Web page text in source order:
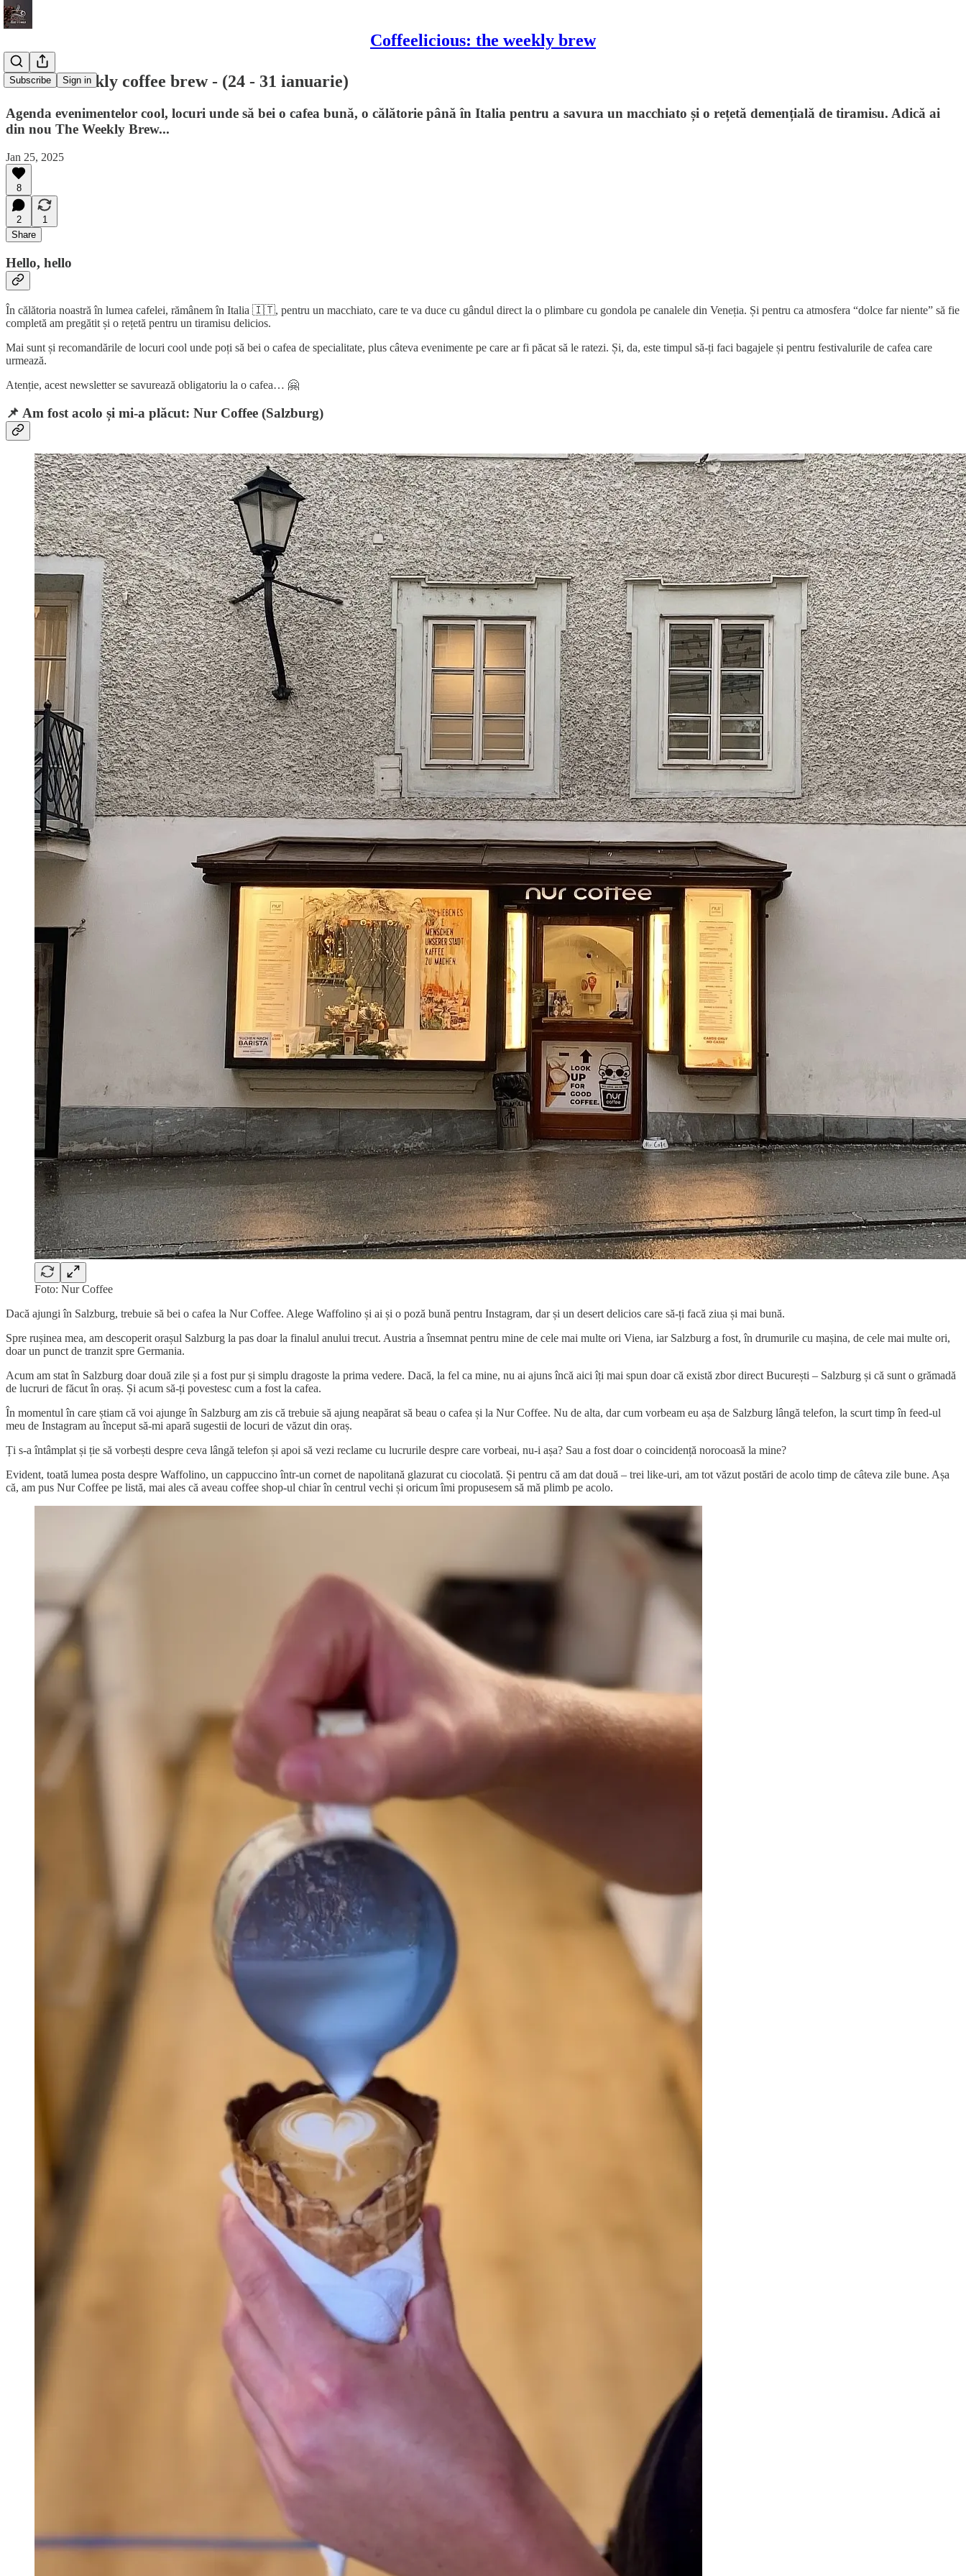
Coffeelicious: the weekly brew
Subscribe Sign in
#3 Your weekly coffee brew - (24 - 31 ianuarie)
Agenda evenimentelor cool, locuri unde să bei o cafea bună, o călătorie până în Italia pentru a savura un macchiato și o rețetă demențială de tiramisu. Adică ai
din nou The Weekly Brew...
Jan 25, 2025
8
2
1
Share
Hello, hello
În călătoria noastră în lumea cafelei, rămânem în Italia 🇮🇹, pentru un macchiato, care te va duce cu gândul direct la o plimbare cu gondola pe canalele din Veneția. Și pentru ca atmosfera “dolce far niente” să fie
completă am pregătit și o rețetă pentru un tiramisu delicios.
Mai sunt și recomandările de locuri cool unde poți să bei o cafea de specialitate, plus câteva evenimente pe care ar fi păcat să le ratezi. Și, da, este timpul să-ți faci bagajele și pentru festivalurile de cafea care
urmează.
Atenție, acest newsletter se savurează obligatoriu la o cafea… 🤗
📌 Am fost acolo și mi-a plăcut: Nur Coffee (Salzburg)
Foto: Nur Coffee
Dacă ajungi în Salzburg, trebuie să bei o cafea la Nur Coffee. Alege Waffolino și ai și o poză bună pentru Instagram, dar și un desert delicios care să-ți facă ziua și mai bună.
Spre rușinea mea, am descoperit orașul Salzburg la pas doar la finalul anului trecut. Austria a însemnat pentru mine de cele mai multe ori Viena, iar Salzburg a fost, în drumurile cu mașina, de cele mai multe ori,
doar un punct de tranzit spre Germania.
Acum am stat în Salzburg doar două zile și a fost pur și simplu dragoste la prima vedere. Dacă, la fel ca mine, nu ai ajuns încă aici îți mai spun doar că există zbor direct București – Salzburg și că sunt o grămadă
de lucruri de făcut în oraș. Și acum să-ți povestesc cum a fost la cafea.
În momentul în care știam că voi ajunge în Salzburg am zis că trebuie să ajung neapărat să beau o cafea și la Nur Coffee. Nu de alta, dar cum vorbeam eu așa de Salzburg lângă telefon, la scurt timp în feed-ul
meu de Instagram au început să-mi apară sugestii de locuri de văzut din oraș.
Ți s-a întâmplat și ție să vorbești despre ceva lângă telefon și apoi să vezi reclame cu lucrurile despre care vorbeai, nu-i așa? Sau a fost doar o coincidență norocoasă la mine?
Evident, toată lumea posta despre Waffolino, un cappuccino într-un cornet de napolitană glazurat cu ciocolată. Și pentru că am dat două – trei like-uri, am tot văzut postări de acolo timp de câteva zile bune. Așa
că, am pus Nur Coffee pe listă, mai ales că aveau coffee shop-ul chiar în centrul vechi și oricum îmi propusesem să mă plimb pe acolo.